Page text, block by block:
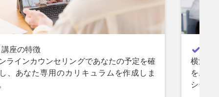
講座の特徴
ラインカウンセリングであなたの予定を確
、あなた専用のカリキュラムを作成しま
横浜で
をお選
シート